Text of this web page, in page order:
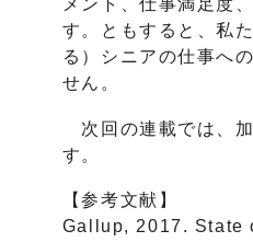
す。ともすると、私
る）シニアの仕事へ
せん。
次回の連載では、
す。
【参考文献】
Gallup, 2017. State